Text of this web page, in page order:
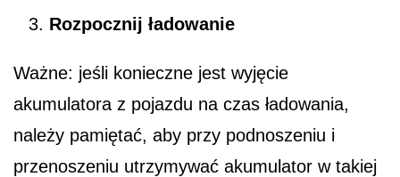
Rozpocznij ładowanie
Ważne: jeśli konieczne jest wyjęcie
akumulatora z pojazdu na czas ładowania,
należy pamiętać, aby przy podnoszeniu i
przenoszeniu utrzymywać akumulator w takiej